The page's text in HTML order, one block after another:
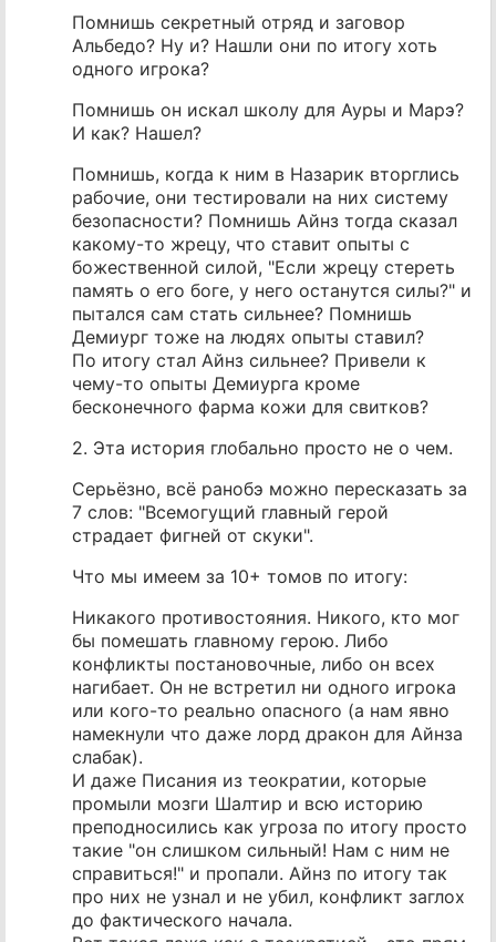
Помнишь секретный отряд и заговор
Альбедо? Ну и? Нашли они по итогу хоть
одного игрока?
Помнишь он искал школу для Ауры и Марэ?
И как? Нашел?
Помнишь, когда к ним в Назарик вторглись
рабочие, они тестировали на них систему
безопасности? Помнишь Айнз тогда сказал
какому-то жрецу, что ставит опыты с
божественной силой, "Если жрецу стереть
память о его боге, у него останутся силы?" и
пытался сам стать сильнее? Помнишь
Демиург тоже на людях опыты ставил?
По итогу стал Айнз сильнее? Привели к
чему-то опыты Демиурга кроме
бесконечного фарма кожи для свитков?
2. Эта история глобально просто не о чем.
Серьёзно, всё ранобэ можно пересказать за
7 слов: "Всемогущий главный герой
страдает фигней от скуки".
Что мы имеем за 10+ томов по итогу:
Никакого противостояния. Никого, кто мог
бы помешать главному герою. Либо
конфликты постановочные, либо он всех
нагибает. Он не встретил ни одного игрока
или кого-то реально опасного (а нам явно
намекнули что даже лорд дракон для Айнза
слабак).
И даже Писания из теократии, которые
промыли мозги Шалтир и всю историю
преподносились как угроза по итогу просто
такие "он слишком сильный! Нам с ним не
справиться!" и пропали. Айнз по итогу так
про них не узнал и не убил, конфликт заглох
до фактического начала.